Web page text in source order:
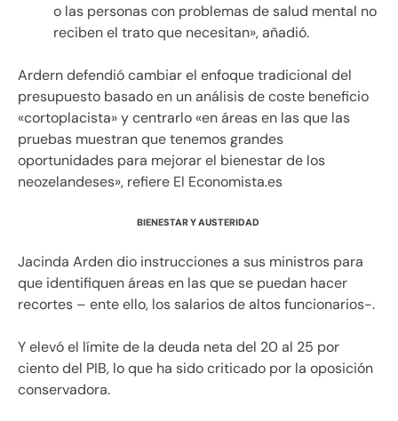
o las personas con problemas de salud mental no
reciben el trato que necesitan», añadió.
Ardern defendió cambiar el enfoque tradicional del
presupuesto basado en un análisis de coste beneficio
«cortoplacista» y centrarlo «en áreas en las que las
pruebas muestran que tenemos grandes
oportunidades para mejorar el bienestar de los
neozelandeses», refiere El Economista.es
BIENESTAR Y AUSTERIDAD
Jacinda Arden dio instrucciones a sus ministros para
que identifiquen áreas en las que se puedan hacer
recortes – ente ello, los salarios de altos funcionarios-.
Y elevó el límite de la deuda neta del 20 al 25 por
ciento del PIB, lo que ha sido criticado por la oposición
conservadora.